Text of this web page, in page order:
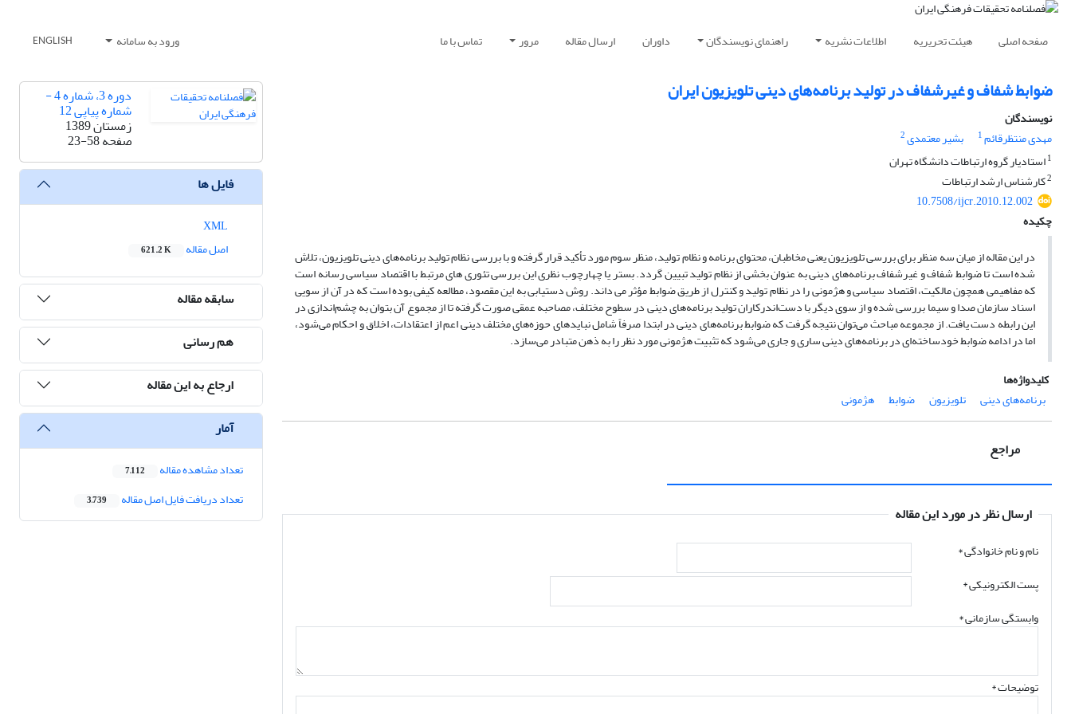
صفحه اصلی هیئت تحریریه اطلاعات نشریه راهنمای نویسندگان داوران ارسال مقاله مرور تماس با ما ورود به سامانه ENGLISH
ضوابط شفاف و غیرشفاف در تولید برنامه‌های دینی تلویزیون ایران
نویسندگان
مهدی منتظرقائم1 بشیر معتمدی2
1استادیار گروه ارتباطات دانشگاه تهران
2کارشناس ارشد ارتباطات
10.7508/ijcr.2010.12.002
چکیده
در این مقاله از میان سه منظر برای بررسی تلویزیون یعنی مخاطبان، محتوای برنامه و نظام تولید، منظر سوم مورد تأکید قرار گرفته و با بررسی نظام تولید برنامه‌های دینی تلویزیون، تلاش
شده است تا ضوابط شفاف و غیرشفاف برنامه‌های دینی به عنوان بخشی از نظام تولید تبیین گردد. بستر یا چهارچوب نظری این بررسی تئوری های مرتبط با اقتصاد سیاسی رسانه است
که مفاهیمی همچون مالکیت، اقتصاد سیاسی و هژمونی را در نظام تولید و کنترل از طریق ضوابط مؤثر می داند. روش دستیابی به این مقصود، مطالعه کیفی بوده است که در آن از سویی
اسناد سازمان صدا و سیما بررسی شده و از سوی دیگر با دست‌اندرکاران تولید برنامه‌های دینی در سطوح مختلف، مصاحبه عمقی صورت گرفته تا از مجموع آن بتوان به چشم‌اندازی در
این رابطه دست یافت. از مجموعه مباحث می‌توان نتیجه گرفت که ضوابط برنامه‌های دینی در ابتدا صرفاً شامل نبایدهای حوزه‌های مختلف دینی اعم از اعتقادات، اخلاق و احکام می‌شود،
اما در ادامه ضوابط خودساخته‌ای در برنامه‌های دینی ساری و جاری می‌شود که تثبیت هژمونی مورد نظر را به ذهن متبادر می‌سازد.
کلیدواژه‌ها
برنامه‌های دینی
تلویزیون ضوابط هژمونی
مراجع
ارسال نظر در مورد این مقاله
نام و نام خانوادگی*
پست الکترونیکی*
وابستگی سازمانی *
توضیحات *
دوره 3، شماره 4 -
شماره پیاپی 12
زمستان 1389
صفحه23-58
فایل ها
اصل مقاله
621.2 K
سابقه مقاله
هم رسانی
ارجاع به این مقاله
آمار
تعداد مشاهده مقاله 7,112
تعداد دریافت فایل اصل مقاله 3,739